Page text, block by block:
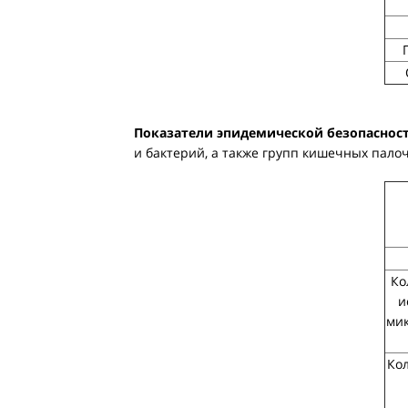
Показатели эпидемической
и бактерий, а также групп кишечных